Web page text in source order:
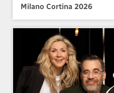
Milano Cortina 2026